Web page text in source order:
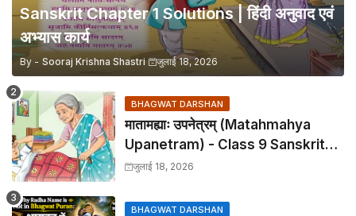
Sanskrit Chapter 1 Solutions | हिंदी अनुवाद एवं
अभ्यास कार्य
By - Sooraj Krishna Shastri जुलाई 18, 2026
BHAGWAT DARSHAN
मातामह्याः उपनेत्रम् (Matahmahya
Upanetram) - Class 9 Sanskrit
Chapter 2 Translation &
जुलाई 18, 2026
BHAGWAT DARSHAN